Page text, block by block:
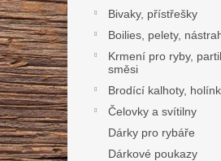
Bivaky, přístřešky
Boilies, pelety,
Krmení pro ryby,
směsi
Brodící kalhoty,
Čelovky a svítilny
Dárky pro rybáře
Dárkové poukazy